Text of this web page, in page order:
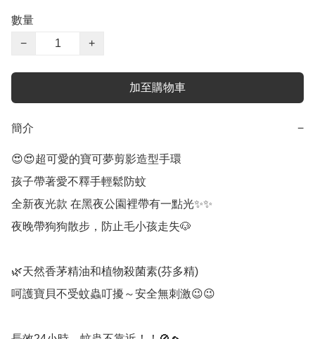
數量
−
+
加至購物車
簡介 −
😍😍超可愛的寶可夢剪影造型手環
孩子帶著愛不釋手輕鬆防蚊
全新夜光款 在黑夜公園裡帶有一點光✨✨
夜晚帶狗狗散步，防止毛小孩走失🐶
🌿天然香茅精油和植物殺菌素(芬多精)
呵護寶貝不受蚊蟲叮擾～安全無刺激😉😉